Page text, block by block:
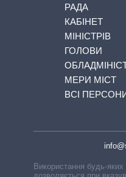
РАДА
КАБІНЕТ
МІНІСТРІВ
ГОЛОВИ
МЕРИ МІСТ
ВСІ
Використання будь-яких